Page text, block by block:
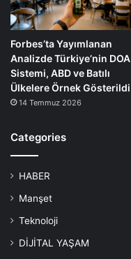
Forbes’ta Yayımlanan
Analizde Türkiye’nin DOA
Sistemi, ABD ve Batılı
Ülkelere Örnek Gösterildi
14 Temmuz 2026
Categories
HABER
Manşet
Teknoloji
DİJİTAL YAŞAM